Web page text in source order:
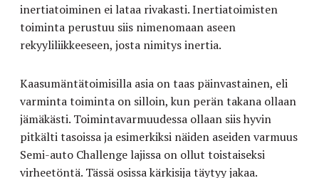
inertiatoiminen ei lataa rivakasti. Inertiatoimisten
toiminta perustuu siis nimenomaan aseen
rekyyliliikkeeseen, josta nimitys inertia.
Kaasumäntätoimisilla asia on taas päinvastainen, eli
varminta toiminta on silloin, kun perän takana ollaan
jämäkästi. Toimintavarmuudessa ollaan siis hyvin
pitkälti tasoissa ja esimerkiksi näiden aseiden varmuus
Semi-auto Challenge lajissa on ollut toistaiseksi
virheetöntä. Tässä osissa kärkisija täytyy jakaa.